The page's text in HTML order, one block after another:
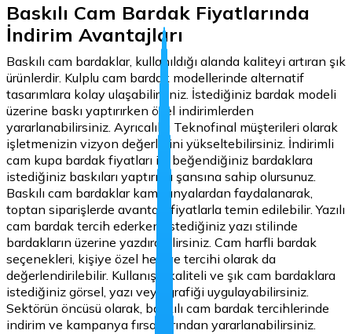
Baskılı Cam Bardak Fiyatlarında
İndirim Avantajları
Baskılı cam bardaklar, kullanıldığı alanda kaliteyi artıran şık
ürünlerdir. Kulplu cam bardak modellerinde alternatif
tasarımlara kolay ulaşabilirsiniz. İstediğiniz bardak modeli
üzerine baskı yaptırırken özel indirimlerden
yararlanabilirsiniz. Ayrıcalıklı Teknofinal müşterileri olarak
işletmenizin vizyon değerlerini yükseltebilirsiniz. İndirimli
cam kupa bardak fiyatları ile beğendiğiniz bardaklara
istediğiniz baskıları yaptırma şansına sahip olursunuz.
Baskılı cam bardaklar kampanyalardan faydalanarak,
toptan siparişlerde avantajlı fiyatlarla temin edilebilir. Yazılı
cam bardak tercih ederken, istediğiniz yazı stilinde
bardakların üzerine yazdırabilirsiniz. Cam harfli bardak
seçenekleri, kişiye özel hediye tercihi olarak da
değerlendirilebilir. Kullanışlı, kaliteli ve şık cam bardaklara
istediğiniz görsel, yazı veya grafiği uygulayabilirsiniz.
Sektörün öncüsü olarak, baskılı cam bardak tercihlerinde
indirim ve kampanya fırsatlarından yararlanabilirsiniz.